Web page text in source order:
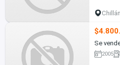
Chillán
Se
2005